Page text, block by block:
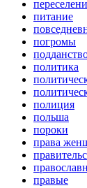
питание
погромы
политика
полиция
польша
пороки
права
правые